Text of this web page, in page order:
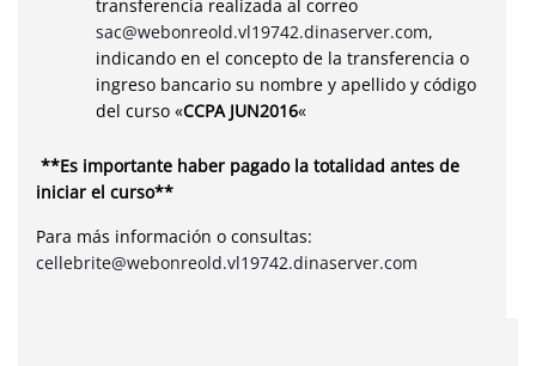
transferencia realizada al correo
sac@webonreold.vl19742.dinaserver.com,
indicando en el concepto de la transferencia o
ingreso bancario su nombre y apellido y código
del curso «CCPA JUN2016«
**Es importante haber pagado la totalidad antes de
iniciar el curso**
Para más información o consultas:
cellebrite@webonreold.vl19742.dinaserver.com